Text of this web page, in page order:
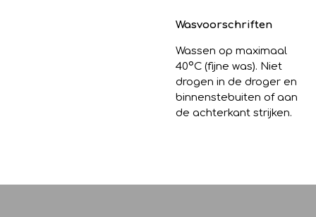
Wasvoorschriften
Wassen op maximaal
40ºC (fijne was). Niet
drogen in de droger en
binnenstebuiten of aan
de achterkant strijken.